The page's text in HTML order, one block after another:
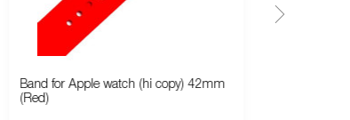
Band for Apple watch (hi copy) 42mm
(Red)